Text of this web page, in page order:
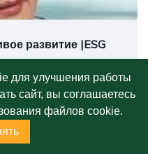
развитие |ESG
финансы,
ESG, климат.
платформы
для улучшения работы
сайт, вы соглашаетесь
файлов cookie.